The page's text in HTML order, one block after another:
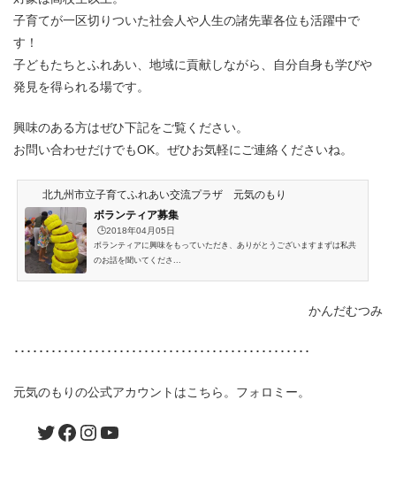
子育てが一区切りついた社会人や人生の諸先輩各位も活躍中で
す！
子どもたちとふれあい、地域に貢献しながら、自分自身も学びや
発見を得られる場です。
興味のある方はぜひ下記をご覧ください。
お問い合わせだけでもOK。ぜひお気軽にご連絡くださいね。
北九州市立子育てふれあい交流プラザ 元気のもり
ボランティア募集
🕒️2018年04月05日
ボランティアに興味をもっていただき、ありがとうございますまずは私共
のお話を聞いてくださ...
かんだむつみ
････････････････････････････････････････････････
元気のもりの公式アカウントはこちら。フォロミー。